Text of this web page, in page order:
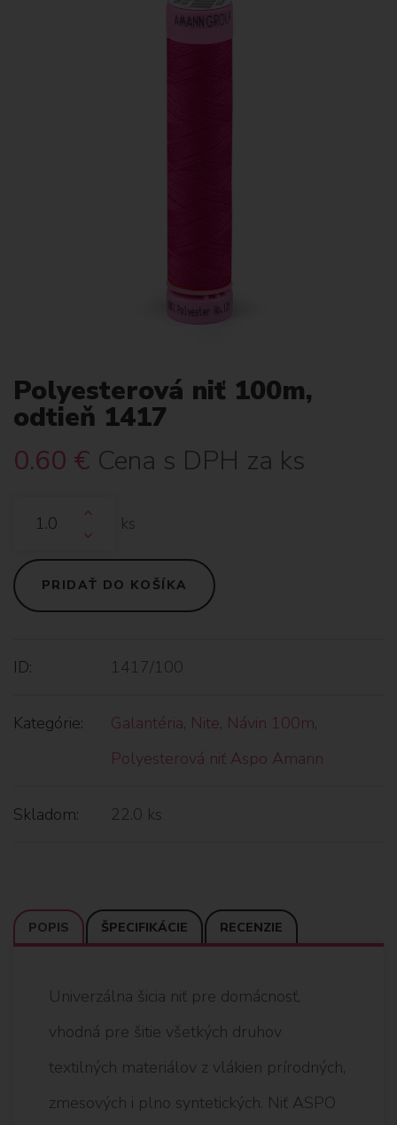
Polyesterová niť 100m,
odtieň 1417
0.60 € Cena s DPH za ks
ks
PRIDAŤ DO KOŠÍKA
ID: 1417/100
Kategórie: Galantéria, Nite, Návin 100m,
Polyesterová niť Aspo Amann
Skladom: 22.0 ks
POPIS ŠPECIFIKÁCIE RECENZIE
Univerzálna šicia niť pre domácnosť,
vhodná pre šitie všetkých druhov
textilných materiálov z vlákien prírodných,
zmesových i plno syntetických. Niť ASPO